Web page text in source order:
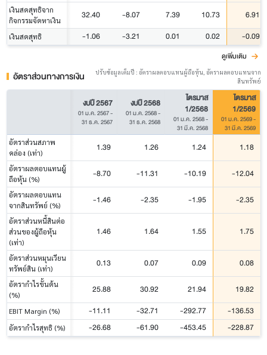
เงินสดสุทธิจาก
กิจกรรมจัดหาเงิน
32.40 -8.07 7.39 10.73 6.91
เงินสดสุทธิ -1.06 -3.21 0.01 0.02 -0.09
ดูเพิ่มเติม
อัตราส่วนทางการเงิน
ปรับข้อมูลเต็มปี : อัตราผลตอบแทนผู้ถือหุ้น, อัตราผลตอบแทนจาก
สินทรัพย์
งบปี 2567
01 ม.ค. 2567-
31 ธ.ค. 2567
งบปี 2568
01 ม.ค. 2568-
31 ธ.ค. 2568
ไตรมาส
1/2568
01 ม.ค. 2568-
31 มี.ค. 2568
ไตรมาส
1/2569
01 ม.ค. 2569-
31 มี.ค. 2569
อัตราส่วนสภาพ
คล่อง (เท่า)
1.39 1.26 1.24 1.18
อัตราผลตอบแทนผู้
ถือหุ้น (%)
-8.70 -11.31 -10.19 -12.04
อัตราผลตอบแทน
จากสินทรัพย์ (%)
-1.46 -2.35 -1.95 -2.35
อัตราส่วนหนี้สินต่อ
ส่วนของผู้ถือหุ้น
(เท่า)
1.46 1.64 1.55 1.75
อัตราส่วนหมุนเวียน
ทรัพย์สิน (เท่า)
0.13 0.07 0.09 0.08
อัตรากำไรขั้นต้น
(%)
25.88 30.92 21.94 19.82
EBIT Margin (%) -11.11 -32.71 -292.77 -136.53
อัตรากำไรสุทธิ (%) -26.68 -61.90 -453.45 -228.87